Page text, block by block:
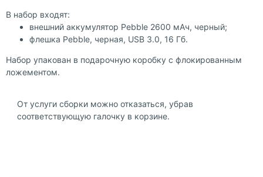
В набор входят:
внешний аккумулятор Pebble 2600 мАч, черный;
флешка Pebble, черная, USB 3.0, 16 Гб.
Набор упакован в подарочную коробку с флокированным
ложементом.
От услуги сборки можно отказаться, убрав
соответствующую галочку в корзине.